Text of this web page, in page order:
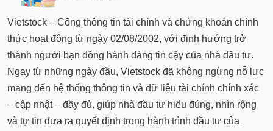
Vietstock – Cổng thông tin tài chính và chứng khoán chính
thức hoạt động từ ngày 02/08/2002, với định hướng trở
thành người bạn đồng hành đáng tin cậy của nhà đầu tư.
Ngay từ những ngày đầu, Vietstock đã không ngừng nỗ lực
mang đến hệ thống thông tin và dữ liệu tài chính chính xác
– cập nhật – đầy đủ, giúp nhà đầu tư hiểu đúng, nhìn rộng
và tự tin đưa ra quyết định trong hành trình đầu tư của